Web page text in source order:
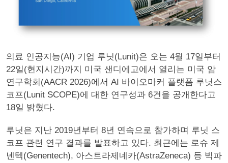
의료 인공지능(AI) 기업 루닛(Lunit)은 오는 4월 17일부터
22일(현지시간)까지 미국 샌디에고에서 열리는 미국 암
연구학회(AACR 2026)에서 AI 바이오마커 플랫폼 루닛스
코프(Lunit SCOPE)에 대한 연구성과 6건을 공개한다고
18일 밝혔다.
루닛은 지난 2019년부터 8년 연속으로 참가하며 루닛 스
코프 관련 연구 결과를 발표하고 있다. 최근에는 로슈 제
넨텍(Genentech), 아스트라제네카(AstraZeneca) 등 빅파